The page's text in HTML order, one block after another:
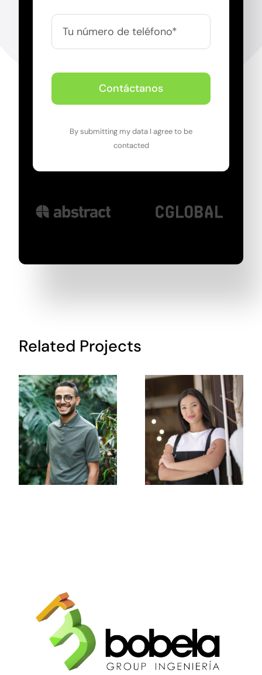
Contáctanos
By submitting my data I agree to be
contacted
Related Projects